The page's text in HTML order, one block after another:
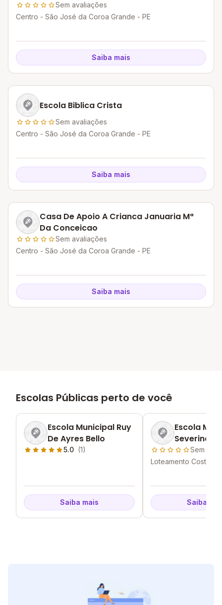
Sem avaliações
Centro - São José da Coroa Grande - PE
Saiba mais
Escola Biblica Crista
Sem avaliações
Centro - São José da Coroa Grande - PE
Saiba mais
Casa De Apoio A Crianca Januaria Mª
Da Conceicao
Sem avaliações
Centro - São José da Coroa Grande - PE
Saiba mais
Escolas Públicas perto de você
Escola Municipal Ruy
De Ayres Bello
5.0 (1)
Saiba mais
Escola
Severina
Andrade
Sem
Loteamento Costa
Saiba